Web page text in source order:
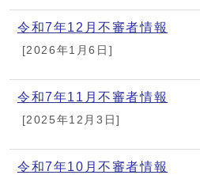
令和7年12月不審者情報
[2026年1月6日]
令和7年11月不審者情報
[2025年12月3日]
令和7年10月不審者情報